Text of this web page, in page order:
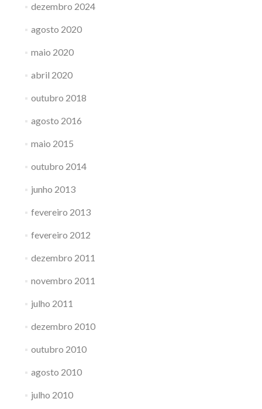
dezembro 2024
agosto 2020
maio 2020
abril 2020
outubro 2018
agosto 2016
maio 2015
outubro 2014
junho 2013
fevereiro 2013
fevereiro 2012
dezembro 2011
novembro 2011
julho 2011
dezembro 2010
outubro 2010
agosto 2010
julho 2010